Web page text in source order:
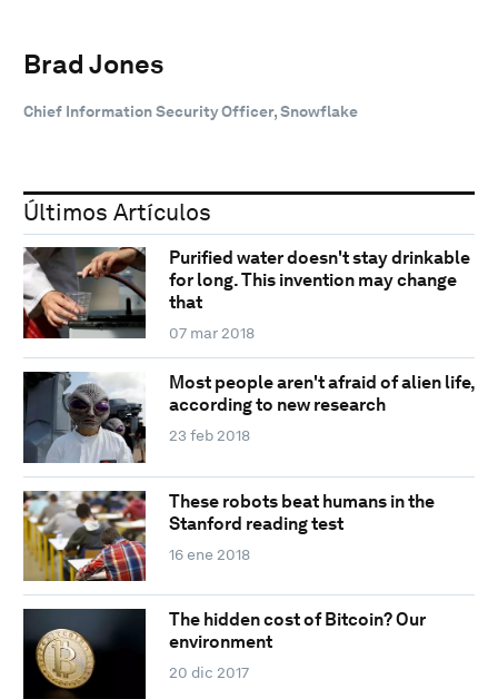
Brad Jones
Chief Information Security Officer, Snowflake
Últimos Artículos
Purified water doesn't stay drinkable
for long. This invention may change
that
07 mar 2018
Most people aren't afraid of alien life,
according to new research
23 feb 2018
These robots beat humans in the
Stanford reading test
16 ene 2018
The hidden cost of Bitcoin? Our
environment
20 dic 2017